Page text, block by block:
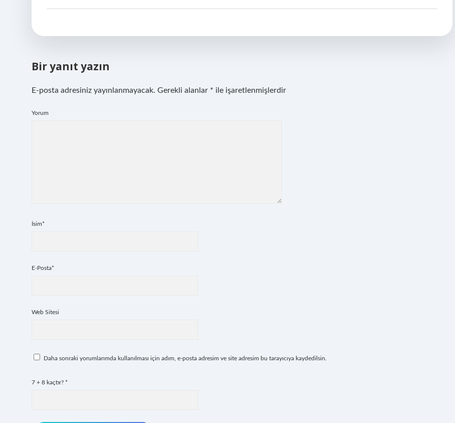
Bir yanıt yazın
E-posta adresiniz yayınlanmayacak. Gerekli alanlar * ile işaretlenmişlerdir
Yorum
İsim*
E-Posta*
Web Sitesi
Daha sonraki yorumlarımda kullanılması için adım, e-posta adresim ve site adresim bu tarayıcıya kaydedilsin.
7 + 8 kaçtır? *